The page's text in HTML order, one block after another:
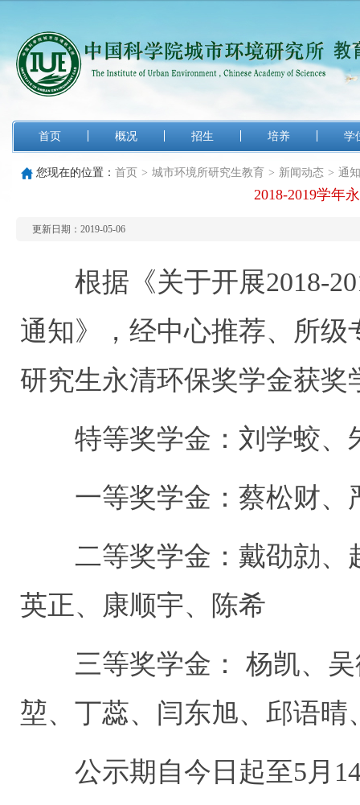
首页 概况 招生 培养 学
您现在的位置： 首页 > 城市环境所研究生教育 > 新闻动态 > 通
2018-2019学年
更新日期：2019-05-06
根据《关于开展2018-
通知》，经中心推荐、所级
研究生永清环保奖学金获奖
特等奖学金：刘学蛟、
一等奖学金：蔡松财、
二等奖学金：戴劭勍、
英正、康顺宇、陈希
三等奖学金： 杨凯、吴
堃、丁蕊、闫东旭、邱语
公示期自今日起至5月14